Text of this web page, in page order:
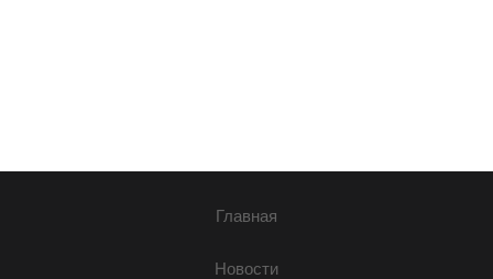
Главная
Новости